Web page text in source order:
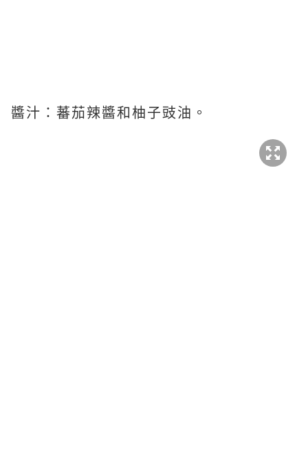
醬汁：蕃茄辣醬和柚子豉油。